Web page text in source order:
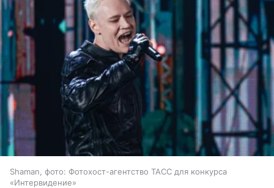
Shaman, фото: Фотохост-агентство ТАСС для конкурса
«Интервидение»